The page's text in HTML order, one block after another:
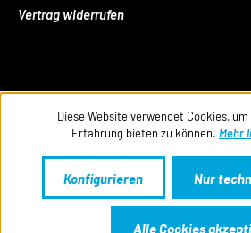
Vertrag widerrufen
Diese Website verwendet Cookies,
Erfahrung bieten zu können. Mehr
Nur
Konfigurieren
Alle Cookies